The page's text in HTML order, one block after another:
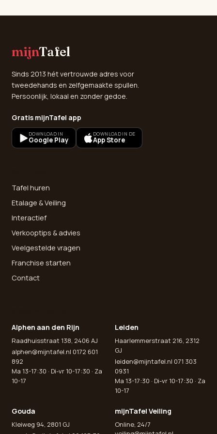
mijnTafel
Sinds 2013 hét vertrouwde adres voor
tweedehands en zelfgemaakte spullen.
Persoonlijk, lokaal en zonder gedoe.
Gratis mijnTafel app
DOWNLOAD IN
Google Play
DOWNLOAD IN DE
App Store
Tafel huren
Etalage & Veiling
Interactief
Verkooptips & advies
Veelgestelde vragen
Franchise starten
Contact
Alphen aan den Rijn
Raadhuisstraat 138, 2406 AJ
alphen@mijntafel.nl 0172 601
892
Ma 13-17:30 · Di-vr 10-17:30 · Za
10-17
Leiden
Haarlemmerstraat 216, 2312
GJ
leiden@mijntafel.nl 071 303
0931
Ma 13-17:30 · Di-vr 10-17:30 · Za
10-17
Gouda
Kleiweg 94, 2801 GJ
mijnTafel Veiling
Online, 24/7